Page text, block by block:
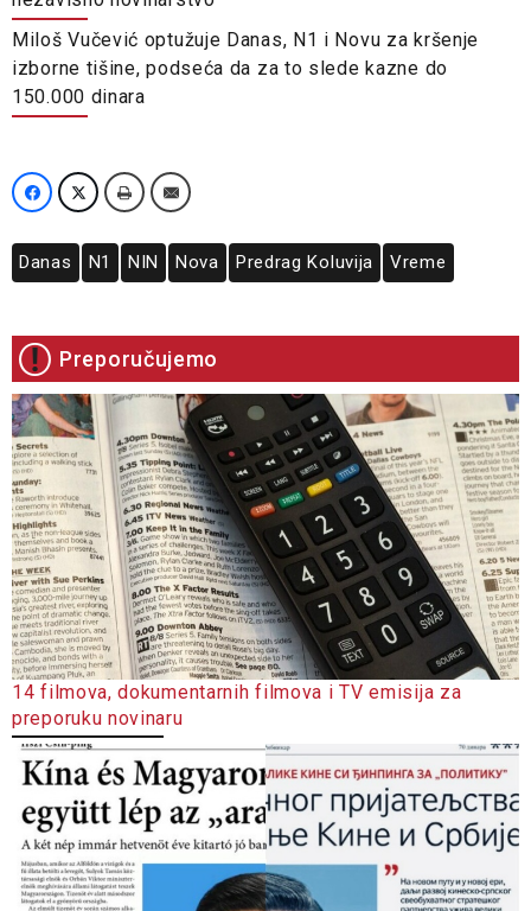
Miloš Vučević optužuje Danas, N1 i Novu za kršenje
izborne tišine, podseća da za to slede kazne do
150.000 dinara
Danas N1 NIN Nova Predrag Koluvija Vreme
Preporučujemo
14 filmova, dokumentarnih filmova i TV emisija za
preporuku novinaru